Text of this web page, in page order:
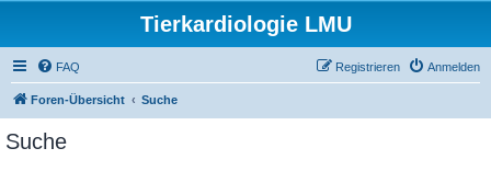
Tierkardiologie LMU
FAQ Anmelden
Registrieren
Foren-Übersicht Suche
Suche